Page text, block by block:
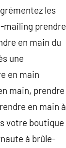
les
mailing prendre
en main du
une
en main
main, prendre
en main à
votre boutique
à brûle-